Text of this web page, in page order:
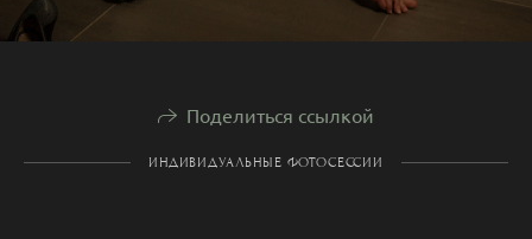
Поделиться ссылкой
ИНДИВИДУАЛЬНЫЕ ФОТОСЕССИИ